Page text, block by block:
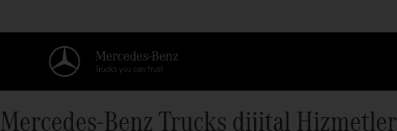
Mercedes‑Benz Trucks dijital Hizmetler